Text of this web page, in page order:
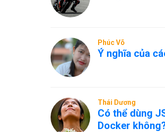
Phúc Võ
Ý nghĩa của
Thái Dương
Có thể dùng
Docker